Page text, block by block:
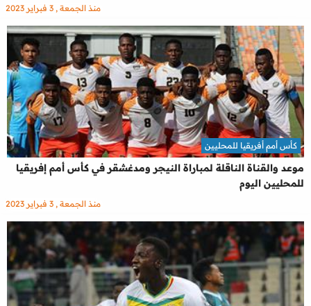
منذ الجمعة , 3 فبراير 2023
موعد والقناة الناقلة لمباراة النيجر ومدغشقر في كأس أمم إفريقيا
للمحليين اليوم
كأس أمم أفريقيا للمحليين
منذ الجمعة , 3 فبراير 2023